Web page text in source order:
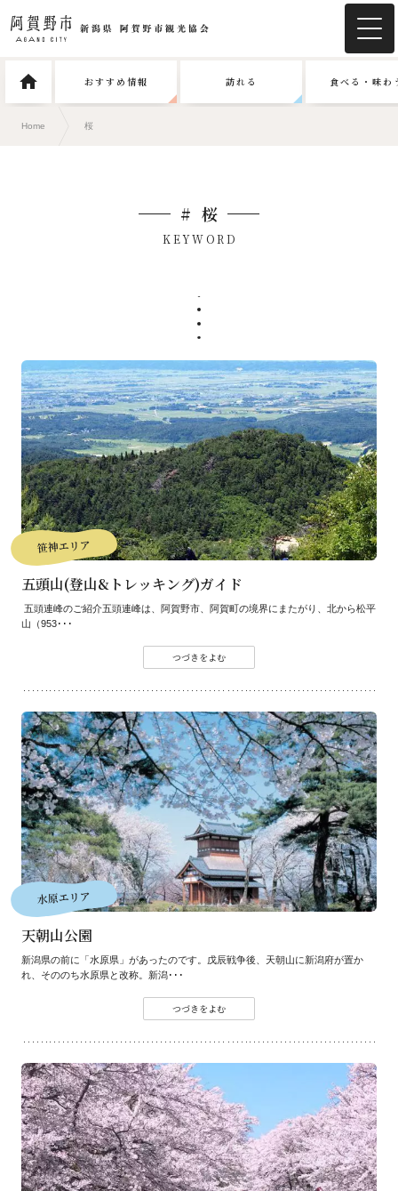
おすすめ情報 訪れる 食べる・味わ
Home 桜
# 桜
KEYWORD
笹神エリア
五頭山(登山&トレッキング)ガイド
五頭連峰のご紹介五頭連峰は、阿賀野市、阿賀町の境界にまたがり、北から松平
山（953･･･
つづきをよむ
水原エリア
天朝山公園
新潟県の前に「水原県」があったのです。戊辰戦争後、天朝山に新潟府が置か
れ、そののち水原県と改称。新潟･･･
つづきをよむ